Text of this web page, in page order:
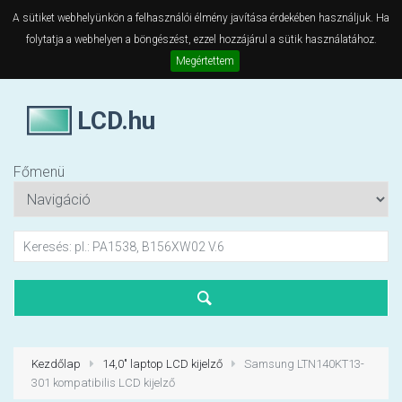
A sütiket webhelyünkön a felhasználói élmény javítása érdekében használjuk. Ha
folytatja a webhelyen a böngészést, ezzel hozzájárul a sütik használatához.
Megértettem
LCD.hu
Főmenü
Kezdőlap 14,0" laptop LCD kijelző
Samsung LTN140KT13-
301 kompatibilis LCD kijelző